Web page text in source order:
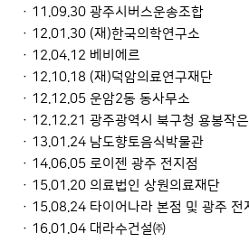
· 11.09.30 광주시버스운송조합
· 12.01.30 (재)한국의학연구소
· 12.04.12 베비에르
· 12.10.18 (재)덕암의료연구재단
· 12.12.05 운암2동 동사무소
· 12.12.21 광주광역시 북구청 용봉작
· 13.01.24 남도향토음식박물관
· 14.06.05 로이젠 광주 전지점
· 15.01.20 의료법인 상원의료재단
· 15.08.24 타이어나라 본점 및 광주 전
· 16.01.04 대라수건설㈜